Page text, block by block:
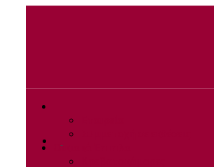
Οικιακά Έπιπλα